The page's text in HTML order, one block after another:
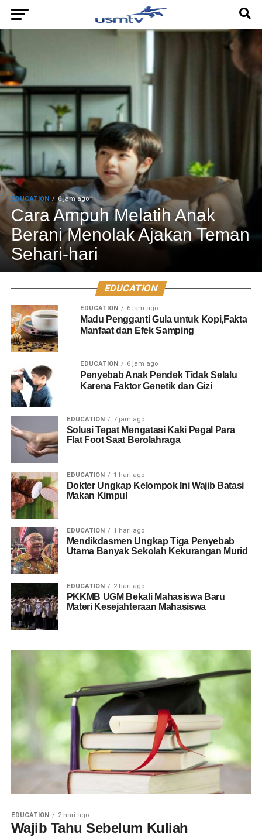
EDUCATION 6 jam ago
Cara Ampuh Melatih Anak
Berani Menolak Ajakan Teman
Sehari-hari
EDUCATION
EDUCATION 6 jam ago
Madu Pengganti Gula untuk Kopi,Fakta
Manfaat dan Efek Samping
EDUCATION 6 jam ago
Penyebab Anak Pendek Tidak Selalu
Karena Faktor Genetik dan Gizi
EDUCATION 7 jam ago
Solusi Tepat Mengatasi Kaki Pegal Para
Flat Foot Saat Berolahraga
EDUCATION 1 hari ago
Dokter Ungkap Kelompok Ini Wajib Batasi
Makan Kimpul
EDUCATION 1 hari ago
Mendikdasmen Ungkap Tiga Penyebab
Utama Banyak Sekolah Kekurangan Murid
EDUCATION 2 hari ago
PKKMB UGM Bekali Mahasiswa Baru
Materi Kesejahteraan Mahasiswa
EDUCATION 2 hari ago
Wajib Tahu Sebelum Kuliah